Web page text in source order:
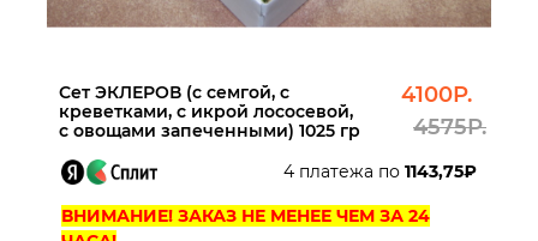
Сет ЭКЛЕРОВ (с семгой, с
креветками, с икрой лососевой,
с овощами запеченными) 1025 гр
4100Р.
4575Р.
4 платежа по 1143,75₽
ВНИМАНИЕ! ЗАКАЗ НЕ МЕНЕЕ ЧЕМ ЗА 24